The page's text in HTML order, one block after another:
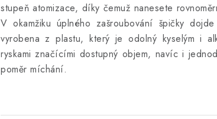
stupeň atomizace, díky čemuž nanesete
V okamžiku úplného zašroubování špičky
vyrobena z plastu, který je odolný kyselým i
ryskami značícími dostupný objem, navíc i
poměr míchání.